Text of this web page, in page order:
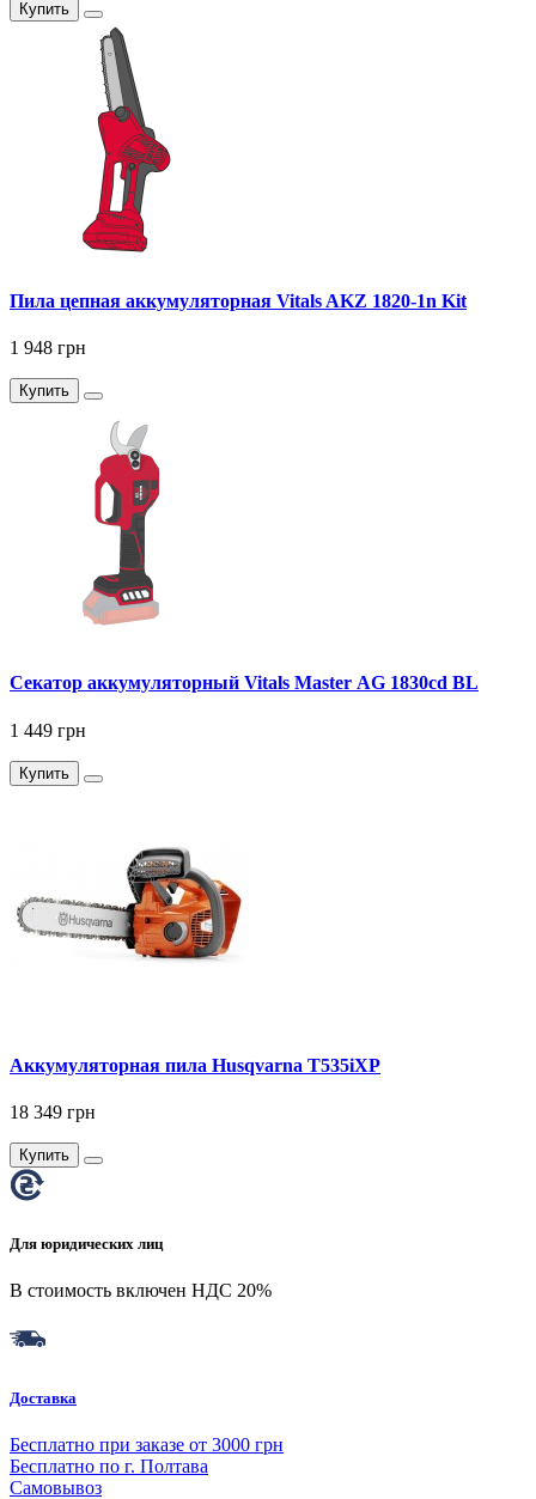
Купить
Пила цепная аккумуляторная Vitals AKZ 1820-1n Kit
1 948 грн
Купить
Секатор аккумуляторный Vitals Master AG 1830cd BL
1 449 грн
Купить
Аккумуляторная пила Husqvarna T535iXP
18 349 грн
Купить
Для юридических лиц
В стоимость включен НДС 20%
Доставка
Бесплатно при заказе от 3000 грн
Бесплатно по г. Полтава
Самовывоз